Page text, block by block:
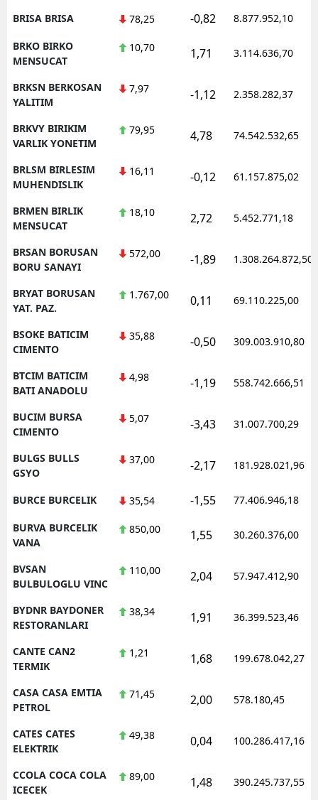
BRISA BRISA 78,25 -0,82 8.877.952,10
BRKO BIRKO
MENSUCAT
10,70 1,71 3.114.636,70
BRKSN BERKOSAN
YALITIM
7,97 -1,12 2.358.282,37
BRKVY BIRIKIM
VARLIK YONETIM
79,95 4,78 74.542.532,65
BRLSM BIRLESIM
MUHENDISLIK
16,11 -0,12 61.157.875,02
BRMEN BIRLIK
MENSUCAT
18,10 2,72 5.452.771,18
BRSAN BORUSAN
BORU SANAYI
572,00 -1,89 1.308.264.872,50
BRYAT BORUSAN
YAT. PAZ.
1.767,00 0,11 69.110.225,00
BSOKE BATICIM
CIMENTO
35,88 -0,50 309.003.910,80
BTCIM BATICIM
BATI ANADOLU
4,98 -1,19 558.742.666,51
BUCIM BURSA
CIMENTO
5,07 -3,43 31.007.700,29
BULGS BULLS
GSYO
37,00 -2,17 181.928.021,96
BURCE BURCELIK 35,54 -1,55 77.406.946,18
BURVA BURCELIK
VANA
850,00 1,55 30.260.376,00
BVSAN
BULBULOGLU VINC
110,00 2,04 57.947.412,90
BYDNR BAYDONER
RESTORANLARI
38,34 1,91 36.399.523,46
CANTE CAN2
TERMIK
1,21 1,68 199.678.042,27
CASA CASA EMTIA
PETROL
71,45 2,00 578.180,45
CATES CATES
ELEKTRIK
49,38 0,04 100.286.417,16
CCOLA COCA COLA
ICECEK
89,00 1,48 390.245.737,55